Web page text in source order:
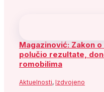
Magazinović: Zakon
polučio rezultate,
romobilima
Aktuelnosti, Izdvojeno